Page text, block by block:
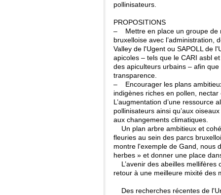
pollinisateurs.
PROPOSITIONS
– Mettre en place un groupe de
bruxelloise avec l’administration,
Valley de l'Ugent ou SAPOLL de
apicoles – tels que le CARI asbl
des apiculteurs urbains – afin
transparence.
– Encourager les plans
indigènes riches en pollen,
L’augmentation d’une ressource
pollinisateurs ainsi qu’aux
aux changements climatiques.
Un plan arbre ambitieux et
fleuries au sein des parcs
montre l'exemple de Gand, nous
herbes » et donner une place
L’avenir des abeilles mellifères
retour à une meilleure mixité des
Des recherches récentes de